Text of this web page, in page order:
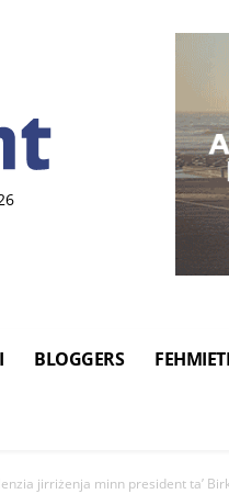
BLOGGERS
jirriżenja minn president ta’